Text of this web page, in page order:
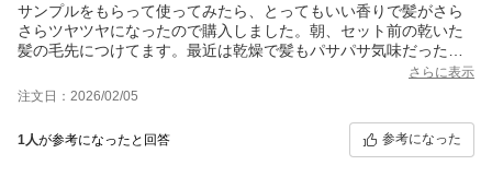
サンプルをもらって使ってみたら、とってもいい香りで髪がさら
さらツヤツヤになったので購入しました。朝、セット前の乾いた
髪の毛先につけてます。最近は乾燥で髪もパサパサ気味だったの
でしっとりいい感じです。そして、日中にふとした時にいい香り
がするのが気に入ってます。
さらに表示
注文日：2026/02/05
1人が参考になったと回答 参考になった